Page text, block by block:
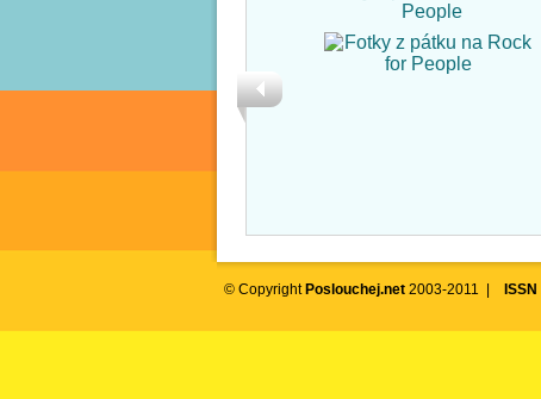
People
© Copyright Poslouchej.net 2003-2011 | ISSN